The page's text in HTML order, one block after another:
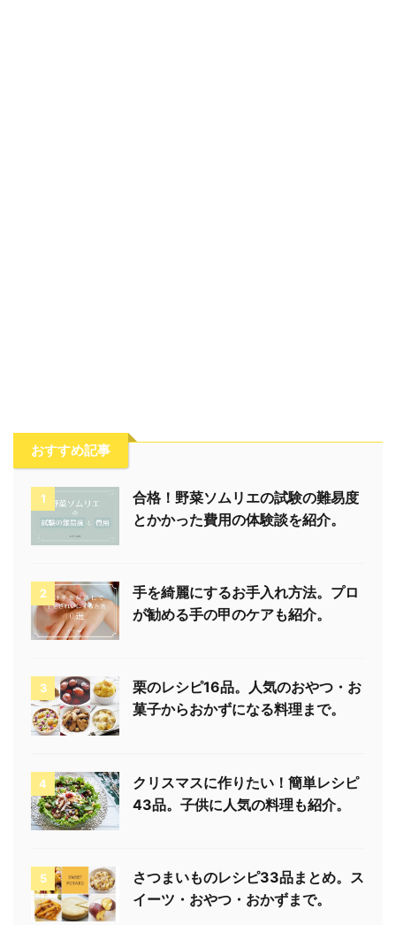
おすすめ記事
1
合格！野菜ソムリエの試験の難易度
とかかった費用の体験談を紹介。
2
手を綺麗にするお手入れ方法。プロ
が勧める手の甲のケアも紹介。
3
栗のレシピ16品。人気のおやつ・お
菓子からおかずになる料理まで。
4
クリスマスに作りたい！簡単レシピ
43品。子供に人気の料理も紹介。
5
さつまいものレシピ33品まとめ。ス
イーツ・おやつ・おかずまで。